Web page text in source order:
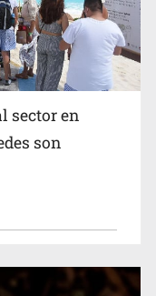
de 2026 en People
sector en
son